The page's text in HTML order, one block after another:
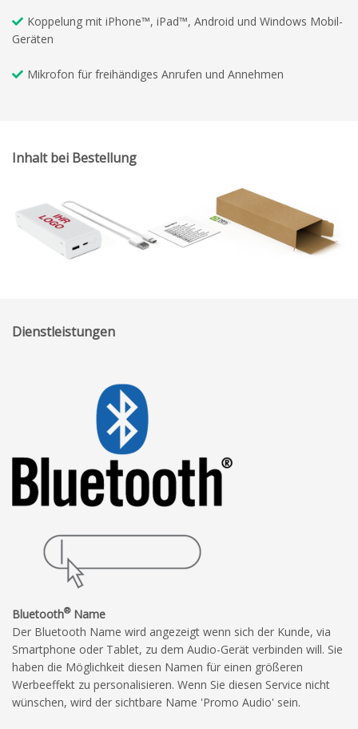
Koppelung mit iPhone™, iPad™, Android und Windows Mobil-
Geräten
Mikrofon für freihändiges Anrufen und Annehmen
Inhalt bei Bestellung
Dienstleistungen
Bluetooth®Name
Der Bluetooth Name wird angezeigt wenn sich der Kunde, via
Smartphone oder Tablet, zu dem Audio-Gerät verbinden will. Sie
haben die Möglichkeit diesen Namen für einen größeren
Werbeeffekt zu personalisieren. Wenn Sie diesen Service nicht
wünschen, wird der sichtbare Name 'Promo Audio' sein.